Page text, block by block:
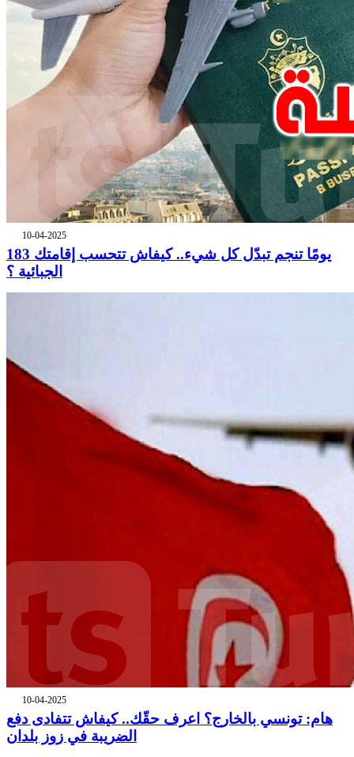
10-04-2025
183 يومًا تنجم تبدّل كل شيء.. كيفاش تتحسب إقامتك
الجبائية ؟
10-04-2025
هام: تونسي بالخارج؟ اعرف حقّك.. كيفاش تتفادى دفع
الضريبة في زوز بلدان